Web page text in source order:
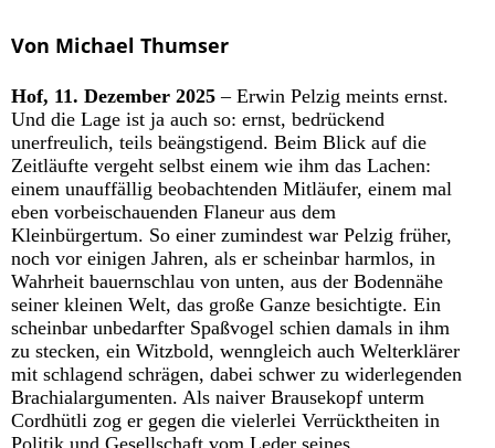
Von Michael Thumser
Hof, 11. Dezember 2025– Erwin Pelzig meints ernst.
Und die Lage ist ja auch so: ernst, bedrückend
unerfreulich, teils beängstigend. Beim Blick auf die
Zeitläufte vergeht selbst einem wie ihm das Lachen:
einem unauffällig beobachtenden Mitläufer, einem mal
eben vorbeischauenden Flaneur aus dem
Kleinbürgertum. So einer zumindest war Pelzig früher,
noch vor einigen Jahren, als er scheinbar harmlos, in
Wahrheit bauernschlau von unten, aus der Bodennähe
seiner kleinen Welt, das große Ganze besichtigte. Ein
scheinbar unbedarfter Spaßvogel schien damals in ihm
zu stecken, ein Witzbold, wenngleich auch Welterklärer
mit schlagend schrägen, dabei schwer zu widerlegenden
Brachialargumenten. Als naiver Brausekopf unterm
Cordhütli zog er gegen die vielerlei Verrücktheiten in
Politik und Gesellschaft vom Leder seines